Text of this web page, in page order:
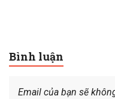
Bình luận
Email của bạn sẽ